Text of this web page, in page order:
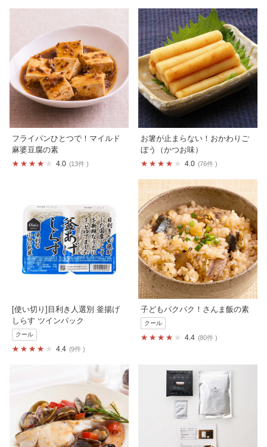
フライパンひとつで！マイルド
麻婆豆腐の素
4.0 13件
お箸が止まらない！おかわりご
ぼう（かつお味）
4.0 76件
[使い切り]目利き人選別 釜揚げ
しらす ツインパック
クール
4.4 9件
子どもパクパク！さんま飯の素
クール
4.4 80件